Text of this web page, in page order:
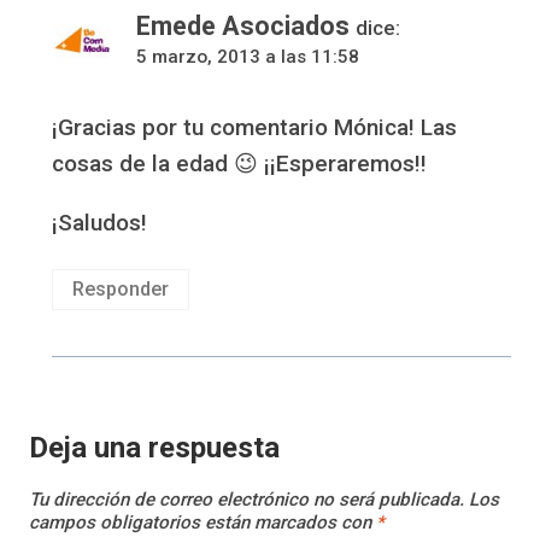
Emede Asociados dice:
5 marzo, 2013 a las 11:58
¡Gracias por tu comentario Mónica! Las
cosas de la edad 😉 ¡¡Esperaremos!!
¡Saludos!
Responder
Deja una respuesta
Tu dirección de correo electrónico no será publicada. Los
campos obligatorios están marcados con *